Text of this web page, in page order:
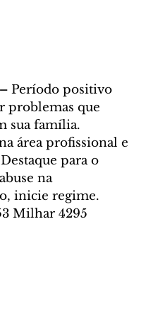
Período positivo
problemas que
sua família.
área profissional e
para o
na
inicie regime.
Milhar 4295